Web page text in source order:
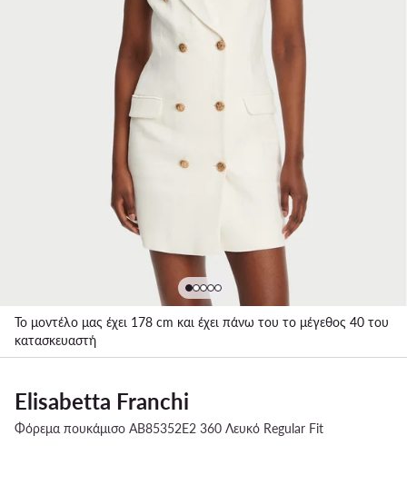
Το μοντέλο μας έχει 178 cm και έχει πάνω του το μέγεθος 40 του
κατασκευαστή
Elisabetta Franchi
Φόρεμα πουκάμισο AB85352E2 360 Λευκό Regular Fit